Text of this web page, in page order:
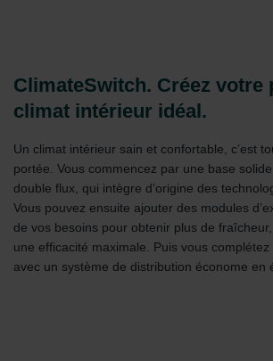
ClimateSwitch. Créez votre
climat intérieur idéal.
Un climat intérieur sain et confortable, c’est
portée. Vous commencez par une base
double flux, qui intègre d’origine des
Vous pouvez ensuite ajouter des modules
de vos besoins pour obtenir plus de
une efficacité maximale. Puis vous
avec un système de distribution économe en